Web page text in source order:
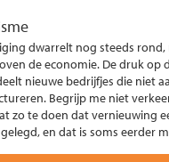
dwarrelt nog steeds
de economie. De druk op
nieuwe bedrijfjes die niet
Begrijp me niet
zo te doen dat vernieuwing
en dat is soms eerder